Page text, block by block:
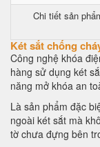
Chi tiết sản
Két sắt chống
Công nghệ khóa
hàng sử dụng két
năng mở khóa an
Là sản phẩm đặc
ngoài két sắt mà
tờ chưa đựng bên